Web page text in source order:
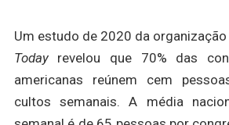
Um estudo de 2020 da
Todayrevelou que 70% das
americanas reúnem cem
cultos semanais. A média